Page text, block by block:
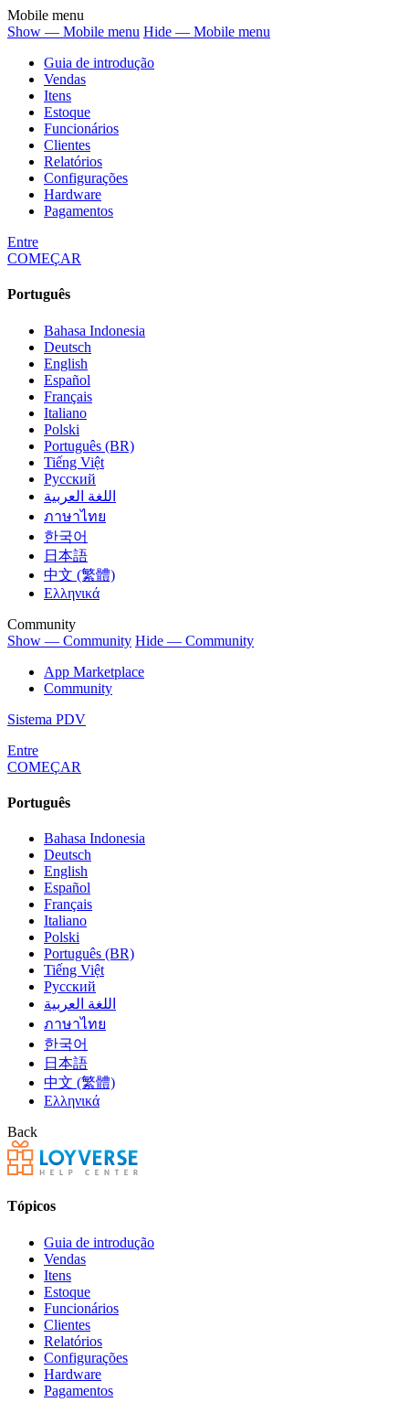
Mobile menu
Show — Mobile menu Hide — Mobile menu
Guia de introdução
Vendas
Itens
Estoque
Funcionários
Clientes
Relatórios
Configurações
Hardware
Pagamentos
Entre
COMEÇAR
Português
Bahasa Indonesia
Deutsch
English
Español
Français
Italiano
Polski
Português (BR)
Tiếng Việt
Русский
اللغة العربية
ภาษาไทย
한국어
日本語
中文 (繁體)
Ελληνικά
Community
Show — Community Hide — Community
App Marketplace
Community
Sistema PDV
Entre
COMEÇAR
Português
Bahasa Indonesia
Deutsch
English
Español
Français
Italiano
Polski
Português (BR)
Tiếng Việt
Русский
اللغة العربية
ภาษาไทย
한국어
日本語
中文 (繁體)
Ελληνικά
Back
Tópicos
Guia de introdução
Vendas
Itens
Estoque
Funcionários
Clientes
Relatórios
Configurações
Hardware
Pagamentos